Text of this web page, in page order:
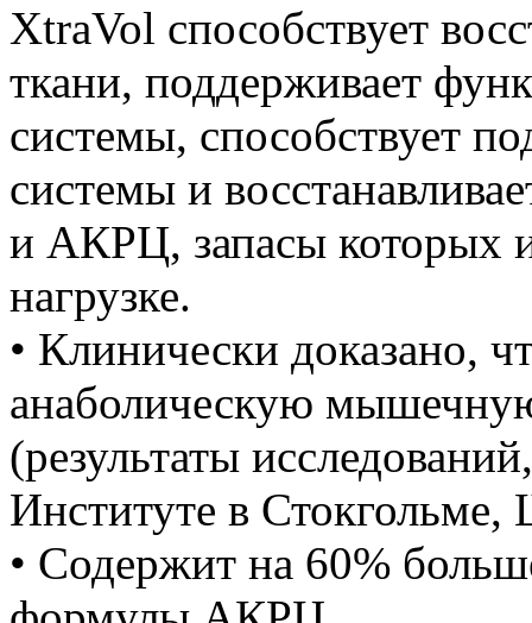
XtraVol способствует
ткани, поддерживает
системы, способствует
системы и
и АКРЦ, запасы которых
нагрузке.
• Клинически доказано,
анаболическую
(результаты
Институте в
• Содержит на 60%